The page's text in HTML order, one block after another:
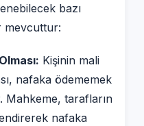
bazı
mevcuttur:
Kişinin mali
nafaka ödememek
Mahkeme, tarafların
nafaka